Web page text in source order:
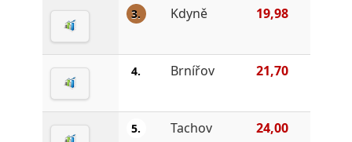
3. Kdyně 19,98
4. Brnířov 21,70
5. Tachov 24,00